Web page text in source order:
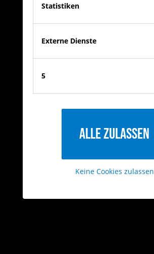
Statistiken
Externe Dienste
5
Alle zulassen
Keine Cookies zulassen